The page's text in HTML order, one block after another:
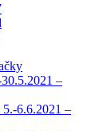
–
6.6.2021 –